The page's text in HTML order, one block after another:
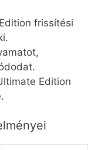
frissítési
Edition